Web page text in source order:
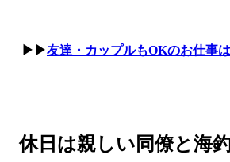
▶▶友達・カップルもOKのお仕事
休日は親しい同僚と海